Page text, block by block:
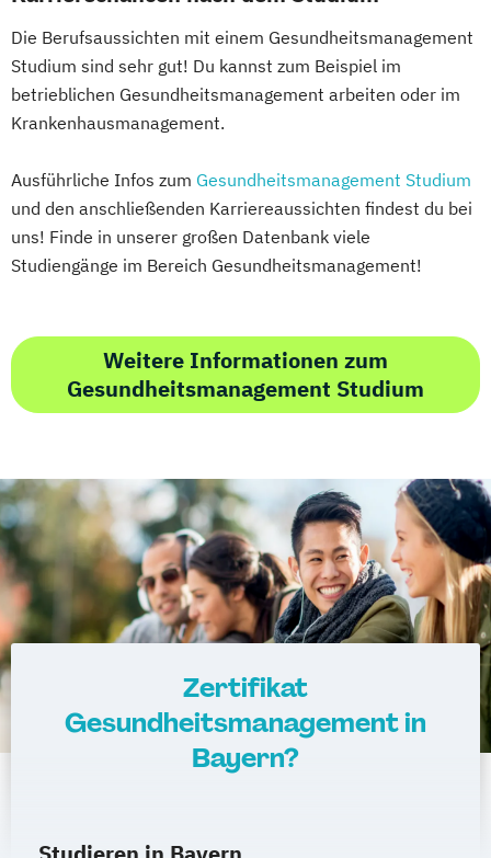
Vegane:r Ernährungsberater:in
Wedding Planer
Wellness- und Spamanagement
Bachelor Professional in Bilanzbuchhaltung
Geprüfte*r Technische*r Betriebswirt*in
Geprüfte*r Wirtschaftsfachwirt*in (IHK)
Hotelmanager*in
Human Resource Manager*in
IT-Manager*in Informatik kompakt
Konfliktmanagement und Mediation
Lerncoach*in
Marketing- und Vertriebsmanager*in
Mathematik kompakt
Medienpädagog*in
Messtechnik für Automatisierungsaufgaben
Operatives Controlling kompakt
Organisationsentwickler*in
Personalführung und -entwicklung kompakt
Personalmanagement kompakt
Prozessmanager*in digitale Methoden
Die Berufsaussichten mit einem Gesundheitsmanagement
Studium sind sehr gut! Du kannst zum Beispiel im
betrieblichen Gesundheitsmanagement arbeiten oder im
Krankenhausmanagement.
Ausführliche Infos zum Gesundheitsmanagement Studium
und den anschließenden Karriereaussichten findest du bei
uns! Finde in unserer großen Datenbank viele
Studiengänge im Bereich Gesundheitsmanagement!
Weitere Informationen zum
Gesundheitsmanagement Studium
Zertifikat
Gesundheitsmanagement in
Bayern?